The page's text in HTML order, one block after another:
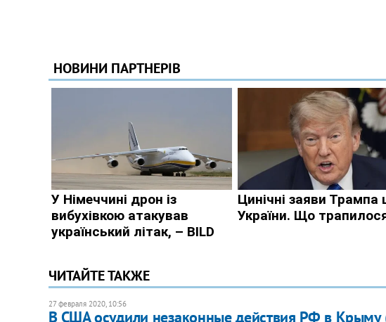
ЧИТАЙТЕ ТАКЖЕ
27 февраля 2020, 10:56
В США осудили незаконные действия РФ в Крыму